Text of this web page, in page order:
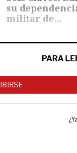
su
militar de…
PARA